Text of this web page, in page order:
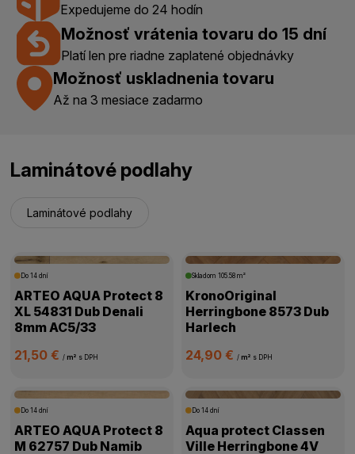
Expedujeme do 24 hodín
Možnosť vrátenia tovaru do 15 dní
Platí len pre riadne zaplatené objednávky
Možnosť uskladnenia tovaru
Až na 3 mesiace zadarmo
Laminátové podlahy
Laminátové podlahy
Do 14 dní
ARTEO AQUA Protect 8
XL 54831 Dub Denali
8mm AC5/33
21,50 €/ m² s DPH
Skladom 105.58 m²
KronoOriginal
Herringbone 8573 Dub
Harlech
24,90 € / m² s DPH
Do 14 dní
ARTEO AQUA Protect 8
M 62757 Dub Namib
Do 14 dní
Aqua protect Classen
Ville Herringbone 4V